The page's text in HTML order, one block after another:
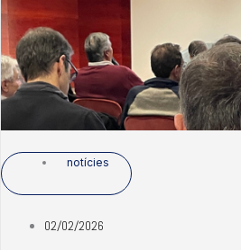
notícies
02/02/2026